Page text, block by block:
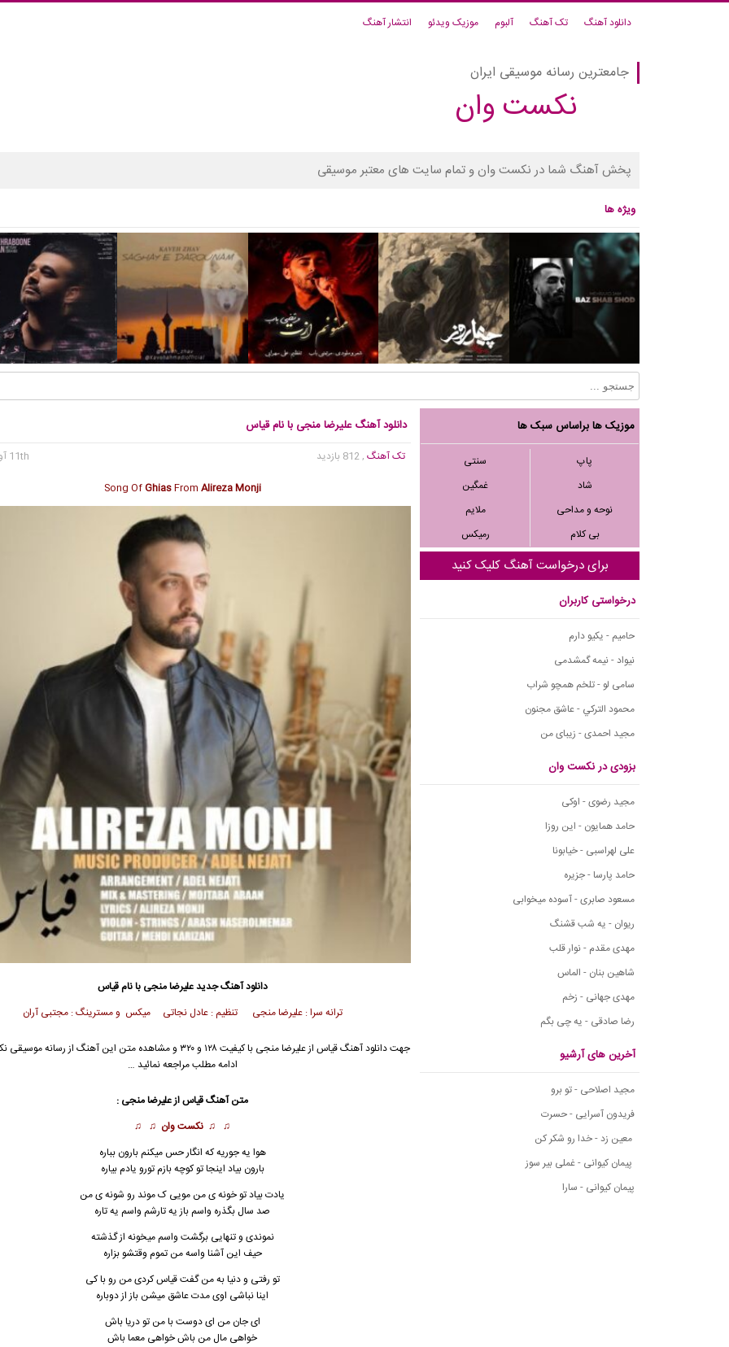
دانلود آهنگ تک آهنگ آلبوم موزیک ویدئو انتشار آهنگ
جامعترین رسانه موسیقی ایران
نکست وان
پخش آهنگ شما در نکست وان و تمام سایت های معتبر موسیقی
ویژه ها
موزیک ها براساس سبک ها
پاپ
سنتی
شاد
غمگین
نوحه و مداحی
ملایم
بی کلام
رمیکس
برای درخواست آهنگ کلیک کنید
درخواستی کاربران
حامیم - یکیو دارم
نیواد - نیمه گمشدمی
سامی لو - تلخم همچو شراب
محمود التركي - عاشق مجنون
مجید احمدی - زیبای من
بزودی در نکست وان
مجید رضوی - اوکی
حامد همایون - این روزا
علی لهراسبی - خیابونا
حامد پارسا - جزیره
مسعود صابری - آسوده میخوابی
ریوان - یه شب قشنگ
مهدی مقدم - نوار قلب
شاهین بنان - الماس
مهدی جهانی - زخم
رضا صادقی - یه چی بگم
آخرین های آرشیو
مجید اصلاحی - تو برو
فریدون آسرایی - حسرت
معین زد - خدا رو شکر کن
پیمان کیوانی - غملی بیر سوز
پیمان کیوانی - سارا
دانلود آهنگ علیرضا منجی با نام قیاس
تک آهنگ, 812 بازدید
11th آوریل 2025
Song OfGhiasFrom Alireza Monji
دانلود آهنگ جدیدعلیرضا منجی با نام قیاس
ترانه سرا : علیرضا منجی تنظیم : عادل نجاتی میکس و مسترینگ : مجتبی آران
جهت دانلود آهنگ قیاس از علیرضا منجی با کیفیت ۱۲۸ و ۳۲۰ و مشاهده متن این آهنگ از
ادامه مطلب مراجعه نمائید …
متن آهنگ قیاس از علیرضا منجی :
♫ ♫ نکست وان ♫ ♫
هوا یه جوریه که انگار حس میکنم بارون بباره
بارون بیاد اینجا تو کوچه بازم تورو یادم بیاره
یادت بیاد تو خونه ی من مویی ک موند رو شونه ی من
صد سال بگذره واسم باز یه تارشم واسم یه تاره
نموندی و تنهایی برگشت واسم میخونه از گذشته
حیف این آشنا واسه من تموم وقتشو بزاره
تو رفتی و دنیا به من گفت قیاس کردی من رو با کی
اینا نباشی اوی مدت عاشق میشن باز از دوباره
ای جان من ای دوست با من تو دریا باش
خواهی مال من باش خواهی معما باش